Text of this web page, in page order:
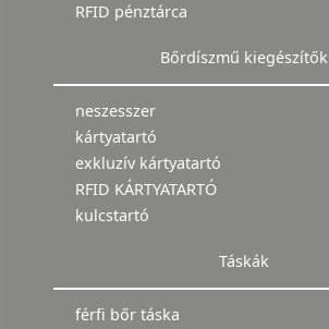
RFID pénztárca
Bőrdíszmű kiegészítők
neszesszer
kártyatartó
exkluzív kártyatartó
RFID KÁRTYATARTÓ
kulcstartó
Táskák
férfi bőr táska